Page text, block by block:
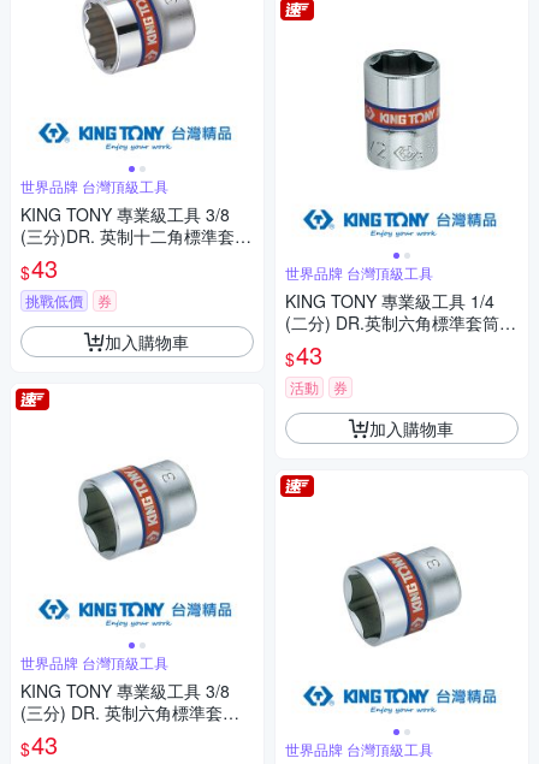
世界品牌 台灣頂級工具
KING TONY 專業級工具 3/8
(三分)DR. 英制十二角標準套筒
15/32inch (333015S)
$43
挑戰低價 券
加入購物車
世界品牌 台灣頂級工具
KING TONY 專業級工具 3/8
(三分) DR. 英制六角標準套筒
3/8inch (333512S)
$43
世界品牌 台灣頂級工具
KING TONY 專業級工具 1/4
(二分) DR.英制六角標準套筒 1
5/32inch (233515S)
$43
活動 券
加入購物車
世界品牌 台灣頂級工具